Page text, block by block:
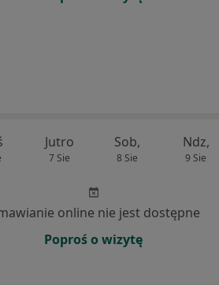
Jutro
7 Sie
Sob,
8 Sie
Ndz,
9 Sie
online nie jest dostępne
Poproś o wizytę